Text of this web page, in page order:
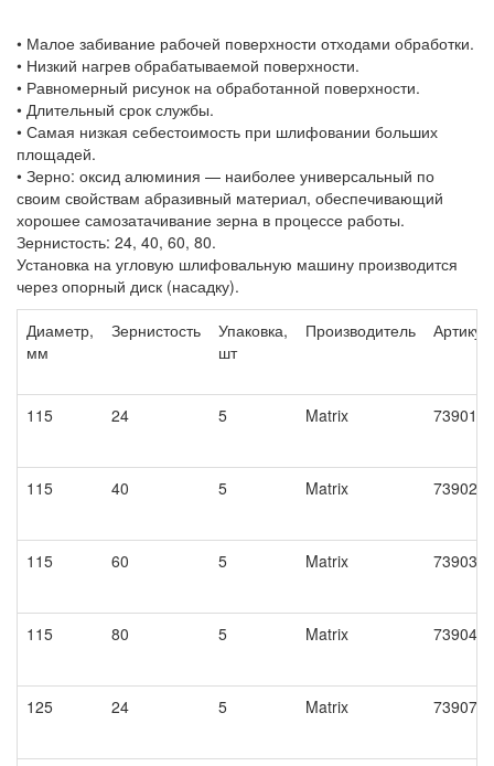
• Малое забивание рабочей поверхности отходами обработки.
• Низкий нагрев обрабатываемой поверхности.
• Равномерный рисунок на обработанной поверхности.
• Длительный срок службы.
• Самая низкая себестоимость при шлифовании больших
площадей.
• Зерно: оксид алюминия — наиболее универсальный по
своим свойствам абразивный материал, обеспечивающий
хорошее самозатачивание зерна в процессе работы.
Зернистость: 24, 40, 60, 80.
Установка на угловую шлифовальную машину производится
через опорный диск (насадку).
Диаметр,
мм
Зернистость
Упаковка,
шт
Производитель Артикул
115 24 5 Matrix 73901
115 40 5 Matrix 73902
115 60 5 Matrix 73903
115 80 5 Matrix 73904
125 24 5 Matrix 73907